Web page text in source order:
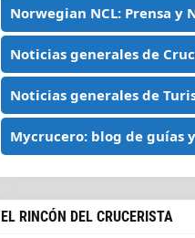
Norwegian NCL: Prensa y
Noticias generales de
Noticias generales de
Mycrucero: blog de guías
EL RINCÓN DEL CRUCERISTA